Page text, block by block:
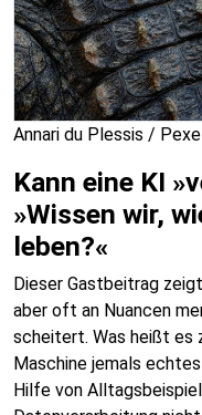
Annari du Plessis /
Kann eine KI
»Wissen wir,
leben?«
Dieser Gastbeitrag
aber oft an Nuancen
scheitert. Was heißt es
Maschine jemals
Hilfe von